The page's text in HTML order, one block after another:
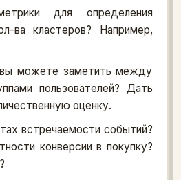
для определения
ва кластеров? Например,
вы можете заметить между
пользователей? Дать
оценку.
встречаемости событий?
конверсии в покупку?